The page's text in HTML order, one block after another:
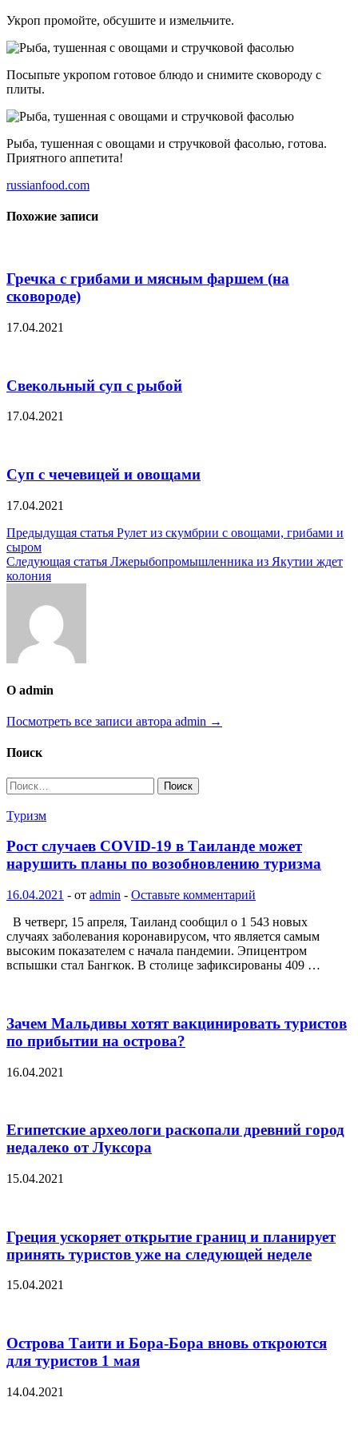
Укроп промойте, обсушите и измельчите.
Посыпьте укропом готовое блюдо и снимите сковороду с
плиты.
Рыба, тушенная с овощами и стручковой фасолью, готова.
Приятного аппетита!
russianfood.com
Похожие записи
Гречка с грибами и мясным фаршем (на
сковороде)
17.04.2021
Свекольный суп с рыбой
17.04.2021
Суп с чечевицей и овощами
17.04.2021
Навигация
по
записям
Предыдущая статья Рулет из скумбрии с овощами, грибами и
сыром
Следующая статья Лжерыбопромышленника из Якутии ждет
колония
О admin
Посмотреть все записи автора admin →
Поиск
Найти:
Туризм
Рост случаев COVID-19 в Таиланде может
нарушить планы по возобновлению туризма
16.04.2021 - от admin - Оставьте комментарий
В четверг, 15 апреля, Таиланд сообщил о 1 543 новых
случаях заболевания коронавирусом, что является самым
высоким показателем с начала пандемии. Эпицентром
вспышки стал Бангкок. В столице зафиксированы 409 …
Зачем Мальдивы хотят вакцинировать туристов
по прибытии на острова?
16.04.2021
Египетские археологи раскопали древний город
недалеко от Луксора
15.04.2021
Греция ускоряет открытие границ и планирует
принять туристов уже на следующей неделе
15.04.2021
Острова Таити и Бора-Бора вновь откроются
для туристов 1 мая
14.04.2021